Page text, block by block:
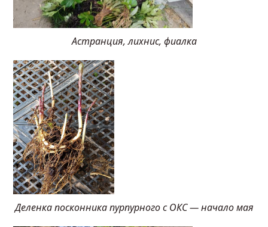
Астранция, лихнис, фиалка
Деленка посконника пурпурного с ОКС — начало мая